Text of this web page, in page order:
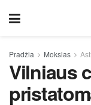
Pradžia Mokslas
Vilniaus